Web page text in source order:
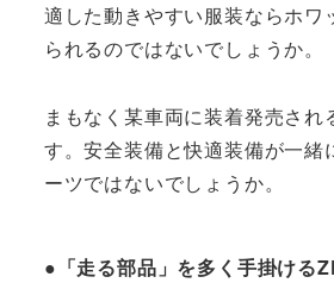
適した動きやすい服装ならホワ
られるのではないでしょうか。
まもなく某車両に装着発売され
す。安全装備と快適装備が一緒
ーツではないでしょうか。
●「走る部品」を多く手掛ける